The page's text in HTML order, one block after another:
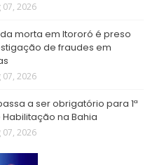
07, 2026
morta em Itororó é preso
de fraudes em
07, 2026
a ser obrigatório para 1ª
na Bahia
07, 2026